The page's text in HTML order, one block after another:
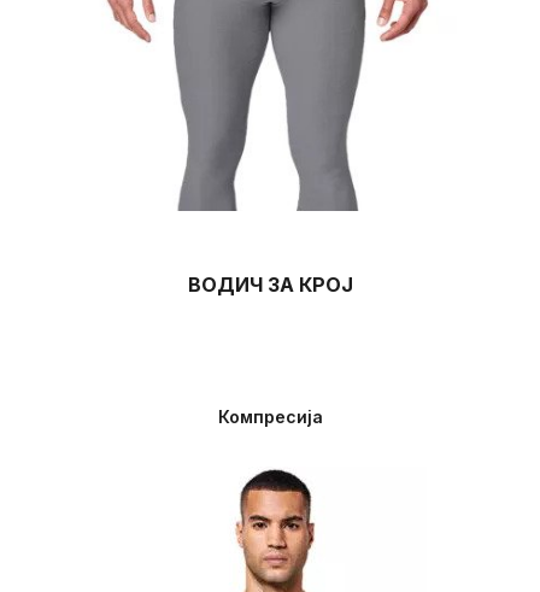
54 - 56 54.5 - 59 58 - 62
ВОДИЧ ЗА КРОЈ
Компресија